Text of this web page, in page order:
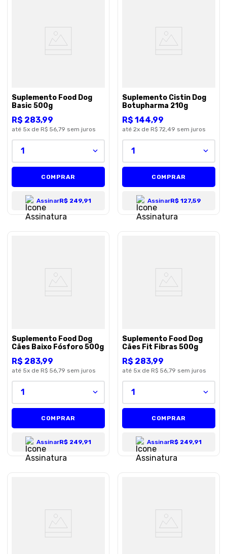
Suplemento Food Dog
Basic 500g
R$ 283,99
até 5x de R$ 56,79 sem juros
1
COMPRAR
AssinarR$ 249,91
Suplemento Cistin Dog
Botupharma 210g
R$ 144,99
até 2x de R$ 72,49 sem juros
1
COMPRAR
AssinarR$ 127,59
Suplemento Food Dog
Cães Baixo Fósforo 500g
R$ 283,99
até 5x de R$ 56,79 sem juros
1
COMPRAR
AssinarR$ 249,91
Suplemento Food Dog
Cães Fit Fibras 500g
R$ 283,99
até 5x de R$ 56,79 sem juros
1
COMPRAR
AssinarR$ 249,91